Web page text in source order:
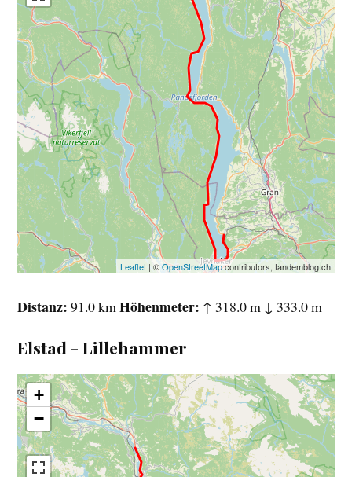
Leaflet| ©OpenStreetMapcontributors, tandemblog.ch
Distanz 91.0 km Höhenmeter ↑ 318.0 m ↓ 333.0 m
Elstad - Lillehammer
+
−